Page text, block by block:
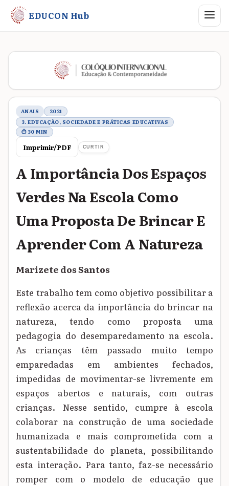
EDUCON Hub Abrir
Metadados do trabalho
ANAIS
2021
3. EDUCAÇÃO, SOCIEDADE E PRÁTICAS EDUCATIVAS
⏱ 30 MIN
Imprimir/PDF CURTIR
A Importância Dos Espaços
Verdes Na Escola Como
Uma Proposta De Brincar E
Aprender Com A Natureza
Marizete dos Santos
Este trabalho tem como objetivo possibilitar a
reflexão acerca da importância do brincar na
natureza, tendo como proposta uma
pedagogia do desemparedamento na escola.
As crianças têm passado muito tempo
emparedadas em ambientes fechados,
impedidas de movimentar-se livremente em
espaços abertos e naturais, com outras
crianças. Nesse sentido, cumpre à escola
colaborar na construção de uma sociedade
humanizada e mais comprometida com a
sustentabilidade do planeta, possibilitando
esta interação. Para tanto, faz-se necessário
romper com o modelo de educação que